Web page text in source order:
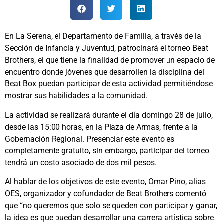
En La Serena, el Departamento de Familia, a través de la
Sección de Infancia y Juventud, patrocinará el torneo Beat
Brothers, el que tiene la finalidad de promover un espacio de
encuentro donde jóvenes que desarrollen la disciplina del
Beat Box puedan participar de esta actividad permitiéndose
mostrar sus habilidades a la comunidad.
La actividad se realizará durante el día domingo 28 de julio,
desde las 15:00 horas, en la Plaza de Armas, frente a la
Gobernación Regional. Presenciar este evento es
completamente gratuito, sin embargo, participar del torneo
tendrá un costo asociado de dos mil pesos.
Al hablar de los objetivos de este evento, Omar Pino, alias
OES, organizador y cofundador de Beat Brothers comentó
que “no queremos que solo se queden con participar y ganar,
la idea es que puedan desarrollar una carrera artística sobre